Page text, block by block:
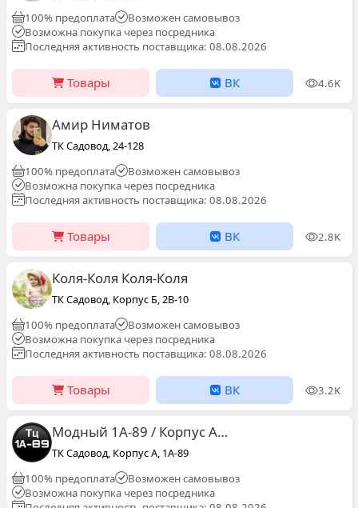
100% предоплата
Возможен самовывоз
Возможна покупка через посредника
Последняя активность поставщика: 08.08.2026
Товары ВК 4.6K
Амир Ниматов
ТК Садовод, 24-128
100% предоплата
Возможен самовывоз
Возможна покупка через посредника
Последняя активность поставщика: 08.08.2026
Товары ВК 2.8K
Коля-Коля Коля-Коля
ТК Садовод, Корпус Б, 2В-10
100% предоплата
Возможен самовывоз
Возможна покупка через посредника
Последняя активность поставщика: 08.08.2026
Товары ВК 3.2K
Модный 1А-89 / Корпус A •ТК *САДОВОД*
ТК Садовод, Корпус А, 1А-89
100% предоплата
Возможен самовывоз
Возможна покупка через посредника